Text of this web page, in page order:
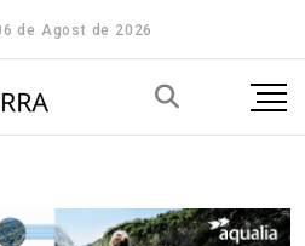
de Agost de 2026